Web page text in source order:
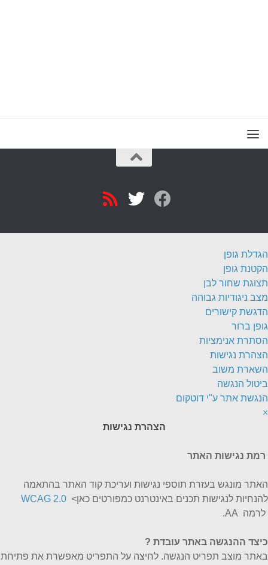
הגדלת גופן
הקטנת גופן
תצוגת שחור לבן
מצב ניגודיות גבוהה
הדגשת קישורים
גופן ברור
הסתרת אנימציות
הצהרת נגישות
השארת משוב
ביטול הנגשה
הנגשת אתר ע"י דוטקום
×
הצהרת נגישות
רמת נגישות האתר
האתר מונגש בעזרת תוספי נגישות ועריכת קוד האתר בהתאמה
להנחיות לנגישות תכנים באינטרנט כמפורטים כאן> WCAG 2.0
לרמה AA.
כיצד ההנגשה באתר עובדת ?
באתר מוצב תפריט הנגשה. לחיצה על התפריט מאפשרת את פתיחת